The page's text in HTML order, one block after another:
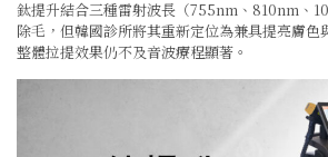
鈦提升結合三種雷射波長（755nm、810nm、
除毛，但韓國診所將其重新定位為兼具提亮膚色
整體拉提效果仍不及音波療程顯著。